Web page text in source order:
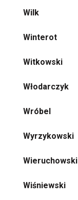
Wilk
Winterot
Witkowski
Włodarczyk
Wróbel
Wyrzykowski
Wieruchowski
Wiśniewski